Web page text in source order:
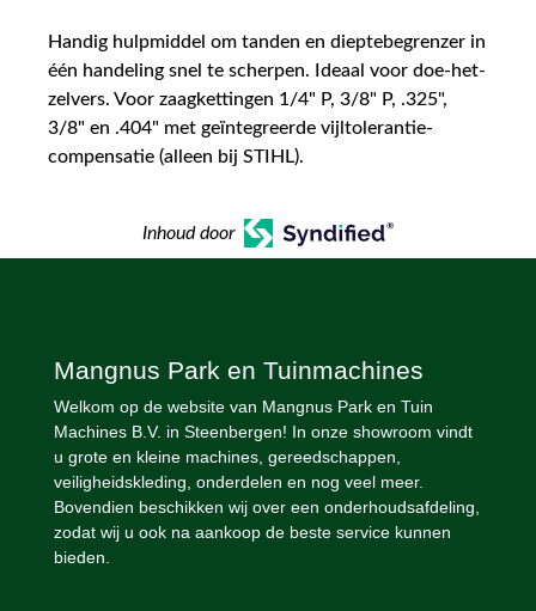
Handig hulpmiddel om tanden en dieptebegrenzer in
één handeling snel te scherpen. Ideaal voor doe-het-
zelvers. Voor zaagkettingen 1/4" P, 3/8" P, .325",
3/8" en .404" met geïntegreerde vijltolerantie-
compensatie (alleen bij STIHL).
Inhoud door
Mangnus Park en Tuinmachines
Welkom op de website van Mangnus Park en Tuin
Machines B.V. in Steenbergen! In onze showroom vindt
u grote en kleine machines, gereedschappen,
veiligheidskleding, onderdelen en nog veel meer.
Bovendien beschikken wij over een onderhoudsafdeling,
zodat wij u ook na aankoop de beste service kunnen
bieden.